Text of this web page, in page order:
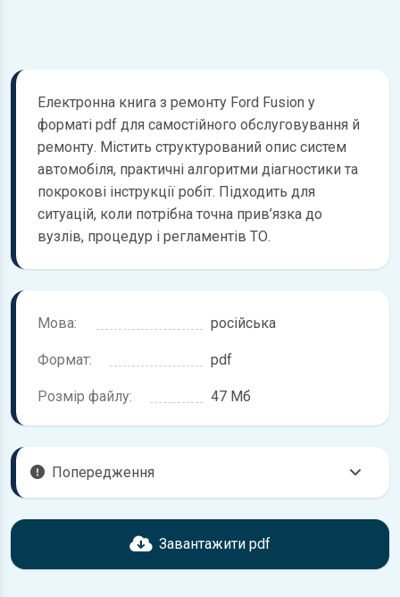
Електронна книга з ремонту Ford Fusion у
форматі pdf для самостійного обслуговування й
ремонту. Містить структурований опис систем
автомобіля, практичні алгоритми діагностики та
покрокові інструкції робіт. Підходить для
ситуацій, коли потрібна точна прив’язка до
вузлів, процедур і регламентів ТО.
Мова: російська
Формат: pdf
Розмір файлу: 47 Мб
Попередження
Перед завантаженням ознайомтесь з характеристиками
Ford Fusion, що надані в книзі. Можливі розбіжності, якщо
Завантажити pdf